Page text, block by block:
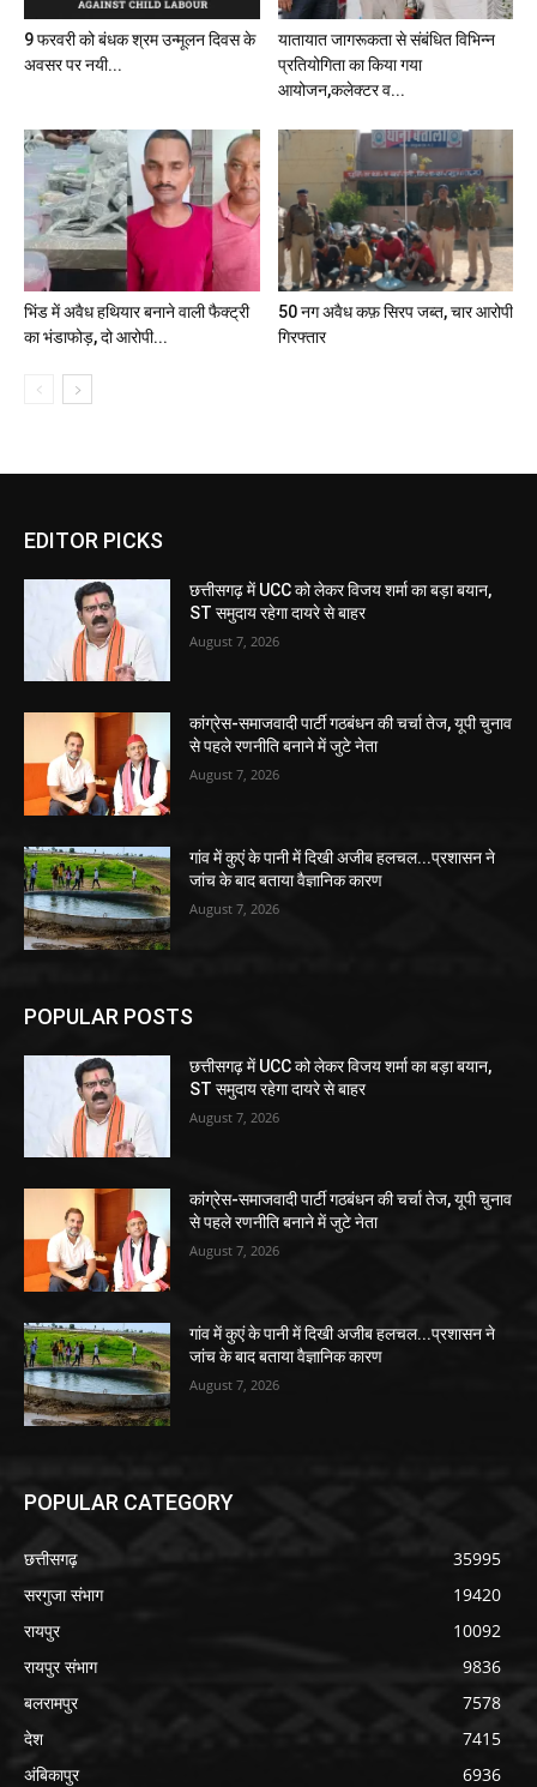
9 फरवरी को बंधक श्रम उन्मूलन दिवस के
अवसर पर नयी...
यातायात जागरूकता से संबंधित विभिन्न
प्रतियोगिता का किया गया
आयोजन,कलेक्टर व...
भिंड में अवैध हथियार बनाने वाली फैक्ट्री
का भंडाफोड़, दो आरोपी...
50 नग अवैध कफ़ सिरप जब्त, चार आरोपी
गिरफ्तार
EDITOR PICKS
छत्तीसगढ़ में UCC को लेकर विजय शर्मा का बड़ा बयान,
ST समुदाय रहेगा दायरे से बाहर
August 7, 2026
कांग्रेस-समाजवादी पार्टी गठबंधन की चर्चा तेज, यूपी चुनाव
से पहले रणनीति बनाने में जुटे नेता
August 7, 2026
गांव में कुएं के पानी में दिखी अजीब हलचल...प्रशासन ने
जांच के बाद बताया वैज्ञानिक कारण
August 7, 2026
POPULAR POSTS
छत्तीसगढ़ में UCC को लेकर विजय शर्मा का बड़ा बयान,
ST समुदाय रहेगा दायरे से बाहर
August 7, 2026
कांग्रेस-समाजवादी पार्टी गठबंधन की चर्चा तेज, यूपी चुनाव
से पहले रणनीति बनाने में जुटे नेता
August 7, 2026
गांव में कुएं के पानी में दिखी अजीब हलचल...प्रशासन ने
जांच के बाद बताया वैज्ञानिक कारण
August 7, 2026
POPULAR CATEGORY
छत्तीसगढ़
35995
सरगुजा संभाग
19420
रायपुर
10092
रायपुर संभाग
9836
बलरामपुर
7578
देश
7415
अंबिकापुर
6936